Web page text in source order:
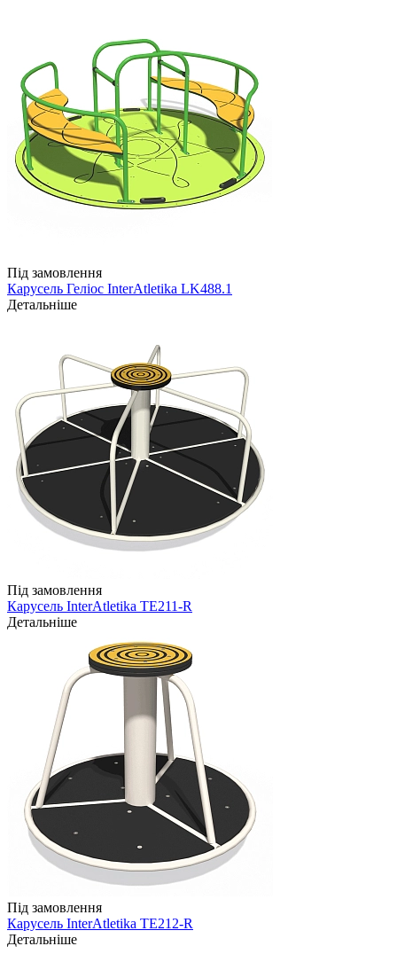
Під замовлення
Карусель Геліос InterAtletika LK488.1
Детальніше
Під замовлення
Карусель InterAtletika TE211-R
Детальніше
Під замовлення
Карусель InterAtletika TE212-R
Детальніше